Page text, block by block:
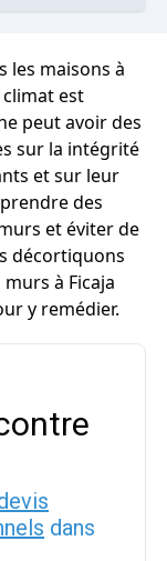
les maisons à
est
peut avoir des
sur la intégrité
et sur leur
des
et éviter de
décortiquons
à Ficaja
y remédier.
dans